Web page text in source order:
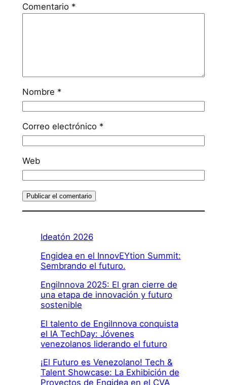
Comentario *
Nombre *
Correo electrónico *
Web
Ideatón 2026
Engidea en el InnovEYtion Summit:
Sembrando el futuro.
Engilnnova 2025: El gran cierre de
una etapa de innovación y futuro
sostenible
El talento de Engilnnova conquista
el IA TechDay: Jóvenes
venezolanos liderando el futuro
¡El Futuro es Venezolano! Tech &
Talent Showcase: La Exhibición de
Proyectos de Engidea en el CVA